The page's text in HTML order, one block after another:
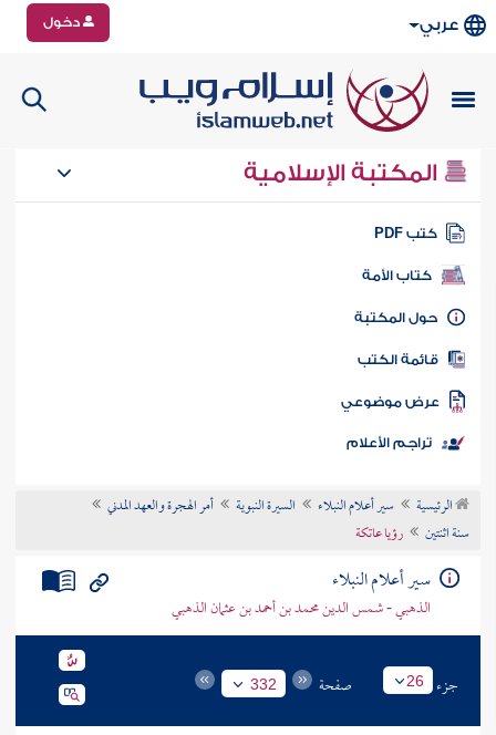
عربي دخول
المكتبة الإسلامية
كتب PDF
كتاب الأمة
المكتبة
الكتب
موضوعي
تراجم الأعلام
الرئيسية سير أعلام النبلاء السيرة النبوية
أمر الهجرة والعهد المدني
سنة اثنتين
رؤيا عاتكة
سير أعلام النبلاء
الذهبي - شمس الدين محمد بن أحمد بن عثمان الذهبي
جزء 26 صفحة 332